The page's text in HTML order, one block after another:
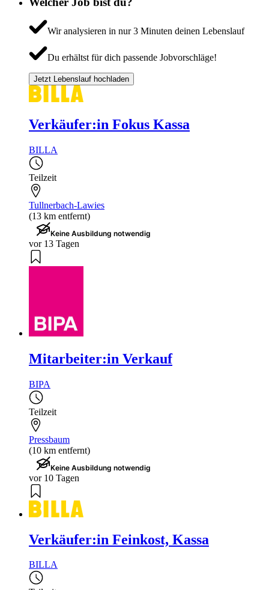
Wir analysieren in nur 3 Minuten deinen Lebenslauf
Du erhältst für dich passende Jobvorschläge!
Jetzt Lebenslauf hochladen
Verkäufer:in Fokus Kassa
BILLA
Teilzeit
Tullnerbach-Lawies
(13 km entfernt)
Keine Ausbildung notwendig
vor 13 Tagen
Mitarbeiter:in Verkauf
BIPA
Teilzeit
Pressbaum
(10 km entfernt)
Keine Ausbildung notwendig
vor 10 Tagen
Verkäufer:in Feinkost, Kassa
BILLA